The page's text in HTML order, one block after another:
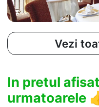
Vezi
In pretul
urmatoarele